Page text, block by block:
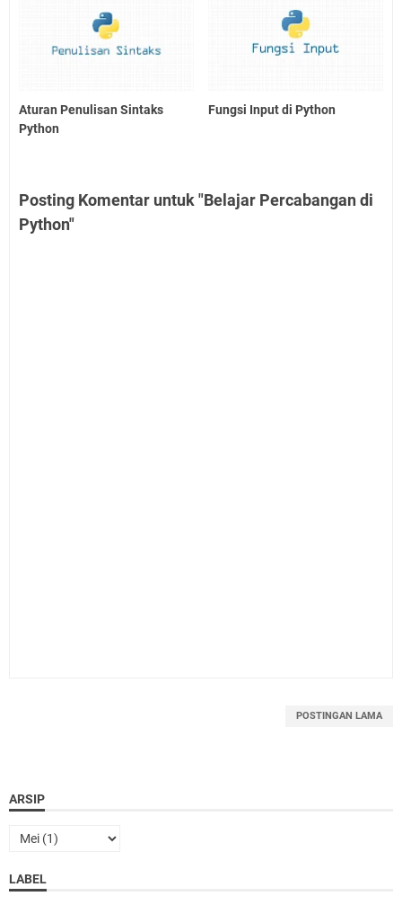
Aturan Penulisan Sintaks
Python
Fungsi Input di Python
Posting Komentar untuk "Belajar Percabangan di
Python"
POSTINGAN LAMA
ARSIP
LABEL